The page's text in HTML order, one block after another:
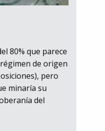
80% que parece
de origen
pero
minaría su
del